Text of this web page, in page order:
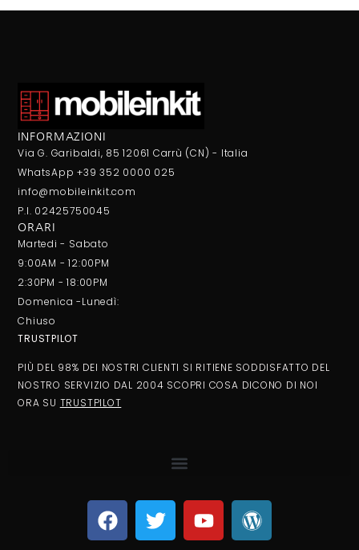
INFORMAZIONI
Via G. Garibaldi, 85 12061 Carrù (CN) - Italia
WhatsApp +39 352 0000 025
info@mobileinkit.com
P.I. 02425750045
ORARI
Martedi - Sabato
9:00AM - 12:00PM
2:30PM - 18:00PM
Domenica -Lunedì:
Chiuso
TRUSTPILOT
PIÙ DEL 98% DEI NOSTRI CLIENTI SI RITIENE SODDISFATTO DEL
NOSTRO SERVIZIO DAL 2004 SCOPRI COSA DICONO DI NOI
ORA SU TRUSTPILOT